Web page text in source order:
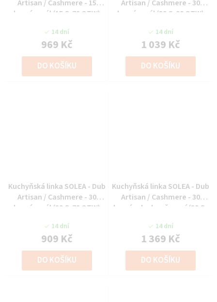
Artisan / Cashmere - 15
horní regál (15 G-72 OTW)
14 dní
969 Kč
DO KOŠÍKU
Artisan / Cashmere - 30
horní regál (30 G-90 OTW)
14 dní
1 039 Kč
DO KOŠÍKU
Kuchyňská linka SOLEA - Dub
Artisan / Cashmere - 30
horní regál (30 G-72 OTW)
14 dní
909 Kč
DO KOŠÍKU
Kuchyňská linka SOLEA - Dub
Artisan / Cashmere - 30
horní roh ukončovací (30 G-
14 dní
1 369 Kč
DO KOŠÍKU